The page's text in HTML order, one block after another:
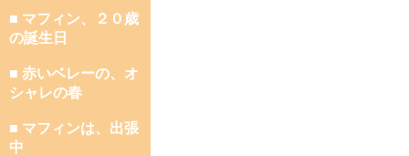
■ マフィン、２０歳
の誕生日
■ 赤いベレーの、オ
シャレの春
■ マフィンは、出張
中